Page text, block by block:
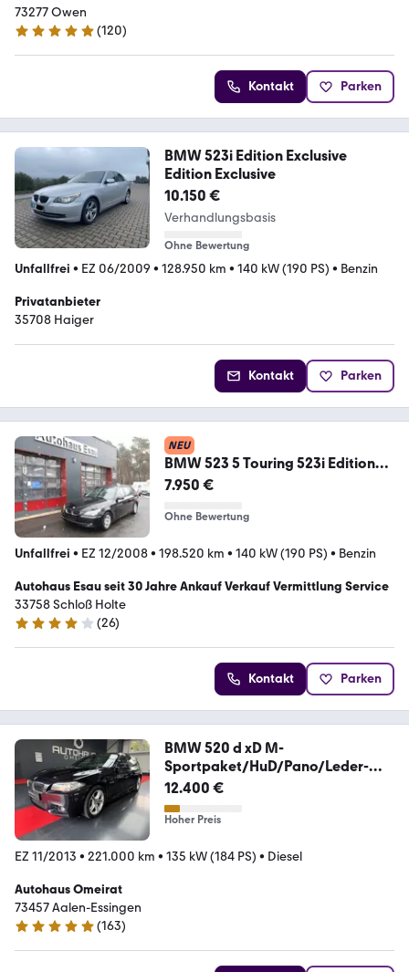
73277 Owen
4.9 Sterne
(120)
Kontakt Parken
BMW 523i Edition Exclusive
Edition Exclusive
10.150 €
Verhandlungsbasis
Ohne Bewertung
Unfallfrei • EZ 06/2009 • 128.950 km • 140 kW (190 PS) • Benzin
Privatanbieter
35708 Haiger
Kontakt Parken
NEU
BMW 523 5 Touring 523i Edition
Exclusive Kette Neu
7.950 €
Ohne Bewertung
Unfallfrei • EZ 12/2008• 198.520 km • 140 kW (190 PS) • Benzin
Autohaus Esau seit 30 Jahre Ankauf Verkauf Vermittlung Service
33758 Schloß Holte
3.9 Sterne
(26)
Kontakt Parken
BMW 520 d xD M-
Sportpaket/HuD/Pano/Leder-
Exclusive
12.400 €
Hoher Preis
EZ 11/2013 • 221.000 km • 135 kW (184 PS) • Diesel
Autohaus Omeirat
73457 Aalen-Essingen
4.8 Sterne
(163)